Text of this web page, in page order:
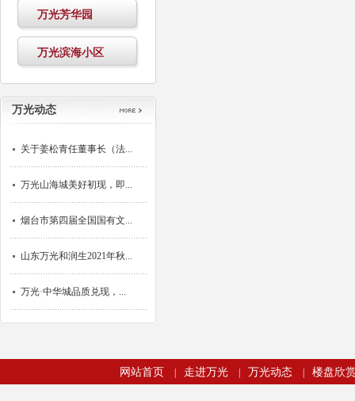
万光芳华园
万光滨海小区
万光动态
关于姜松青任董事长（法...
万光山海城美好初现，即...
烟台市第四届全国国有文...
山东万光和润生2021年秋...
万光·中华城品质兑现，...
网站首页 走进万光 万光动态 楼盘欣